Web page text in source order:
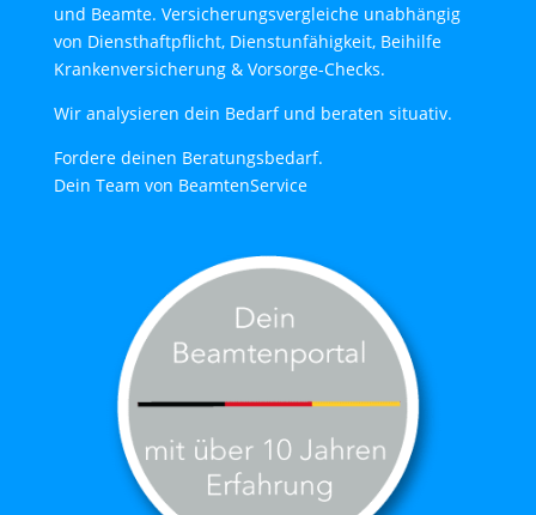
und Beamte. Versicherungsvergleiche unabhängig
von Diensthaftpflicht, Dienstunfähigkeit, Beihilfe
Krankenversicherung & Vorsorge-Checks.
Wir analysieren dein Bedarf und beraten situativ.
Fordere deinen Beratungsbedarf.
Dein Team von BeamtenService